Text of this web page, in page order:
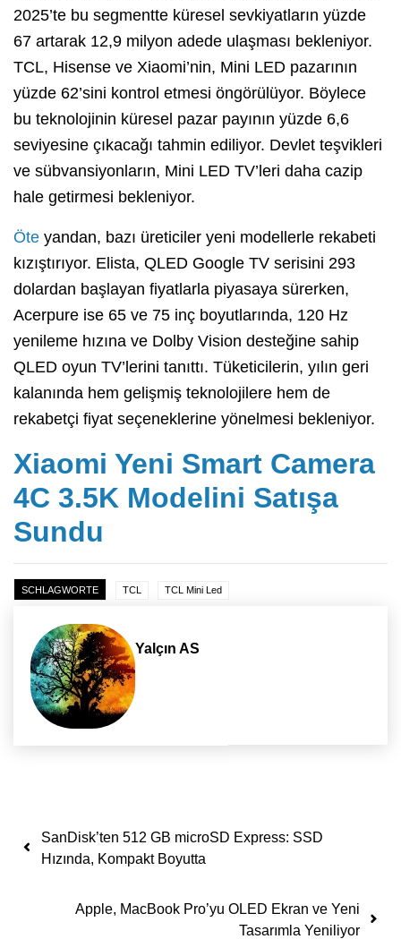
2025’te bu segmentte küresel sevkiyatların yüzde
67 artarak 12,9 milyon adede ulaşması bekleniyor.
TCL, Hisense ve Xiaomi’nin, Mini LED pazarının
yüzde 62’sini kontrol etmesi öngörülüyor. Böylece
bu teknolojinin küresel pazar payının yüzde 6,6
seviyesine çıkacağı tahmin ediliyor. Devlet teşvikleri
ve sübvansiyonların, Mini LED TV’leri daha cazip
hale getirmesi bekleniyor.
Öte yandan, bazı üreticiler yeni modellerle rekabeti
kızıştırıyor. Elista, QLED Google TV serisini 293
dolardan başlayan fiyatlarla piyasaya sürerken,
Acerpure ise 65 ve 75 inç boyutlarında, 120 Hz
yenileme hızına ve Dolby Vision desteğine sahip
QLED oyun TV’lerini tanıttı. Tüketicilerin, yılın geri
kalanında hem gelişmiş teknolojilere hem de
rekabetçi fiyat seçeneklerine yönelmesi bekleniyor.
Xiaomi Yeni Smart Camera
4C 3.5K Modelini Satışa
Sundu
SCHLAGWORTE TCL TCL Mini Led
Yalçın AS
Yazı dolaşımı
SanDisk’ten 512 GB microSD Express: SSD
Hızında, Kompakt Boyutta
Apple, MacBook Pro’yu OLED Ekran ve Yeni
Tasarımla Yeniliyor